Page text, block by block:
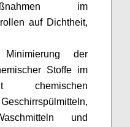
im
auf Dichtheit,
der
Stoffe im
chemischen
und